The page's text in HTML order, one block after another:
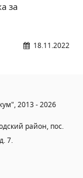
за
18.11.2022
2013 - 2026
район, пос.
7.